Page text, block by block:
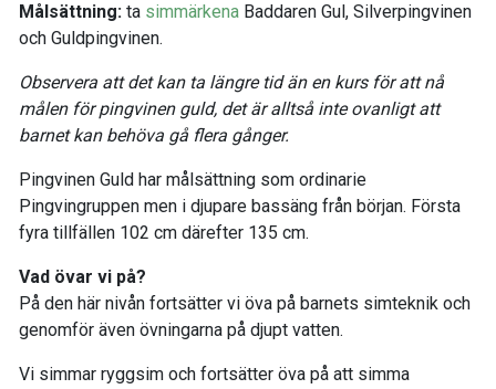
Målsättning: ta simmärkena Baddaren Gul, Silverpingvinen
och Guldpingvinen.
Observera att det kan ta längre tid än en kurs för att nå
målen för pingvinen guld, det är alltså inte ovanligt att
barnet kan behöva gå flera gånger.
Pingvinen Guld har målsättning som ordinarie
Pingvingruppen men i djupare bassäng från början. Första
fyra tillfällen 102 cm därefter 135 cm.
Vad övar vi på?
På den här nivån fortsätter vi öva på barnets simteknik och
genomför även övningarna på djupt vatten.
Vi simmar ryggsim och fortsätter öva på att simma